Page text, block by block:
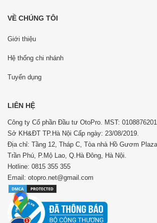
VỀ CHÚNG TÔI
Giới thiệu
Hệ thống chi nhánh
Tuyển dụng
LIÊN HỆ
Công ty Cổ phần Đầu tư OtoPro. MST: 0108876201.
Sở KH&ĐT TP.Hà Nội Cấp ngày: 23/08/2019.
Địa chỉ: Tầng 12, Tháp C, Tòa nhà Hồ Gươm
Trần Phú, P.Mộ Lao, Q.Hà Đông, Hà Nội.
Hotline: 0815 355 355
Email: otopro.net@gmail.com